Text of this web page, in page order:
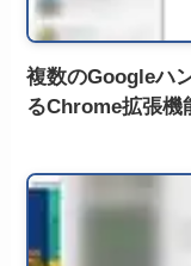
複数のGoogleハ
るChrome拡張機